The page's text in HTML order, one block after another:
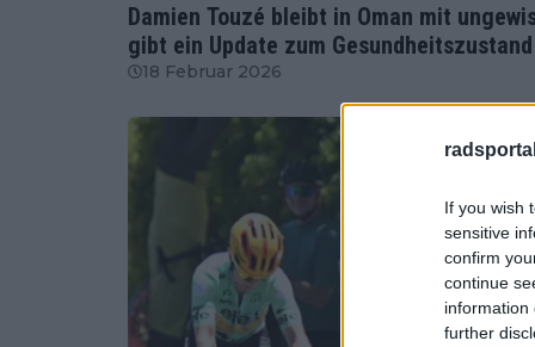
If you wish
sensitive
confirm
continue
information
further
Damien Touzé bleibt in Oman mit
gibt ein Update zum
18 Februar 2026